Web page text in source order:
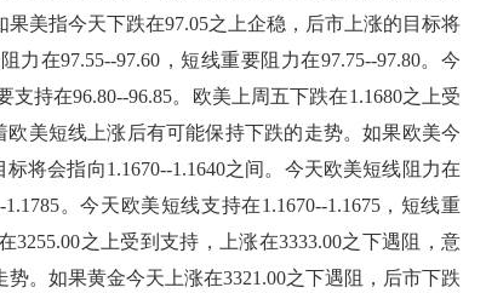
美指今天下跌在97.05之上企稳，后市上涨的目标将
力在97.55--97.60，短线重要阻力在97.75--97.80。今
支持在96.80--96.85。欧美上周五下跌在1.1680之上受
欧美短线上涨后有可能保持下跌的走势。如果欧美今
将会指向1.1670--1.1640之间。今天欧美短线阻力在
。今天欧美短线支持在1.1670--1.1675，短线重
3255.00之上受到支持，上涨在3333.00之下遇阻，意
。如果黄金今天上涨在3321.00之下遇阻，后市下跌